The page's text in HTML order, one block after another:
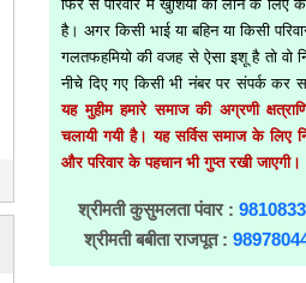
फिर से परिवार में खुशियों को लाने के लिए
है। अगर किसी भाई या बहिन या किसी
गलतफहमियो की वजह से ऐसा इशू है तो वो
नीचे दिए गए किसी भी नंबर पर संपर्क कर
यह मुहीम हमारे समाज की अग्रणी
चलायी गयी है। यह सर्विस समाज के लिए
और परिवार के पहचान भी गुप्त रखी जाएगी।
श्रीमती कुसुमलता पंवार :
श्रीमती बबीता राजपूत :